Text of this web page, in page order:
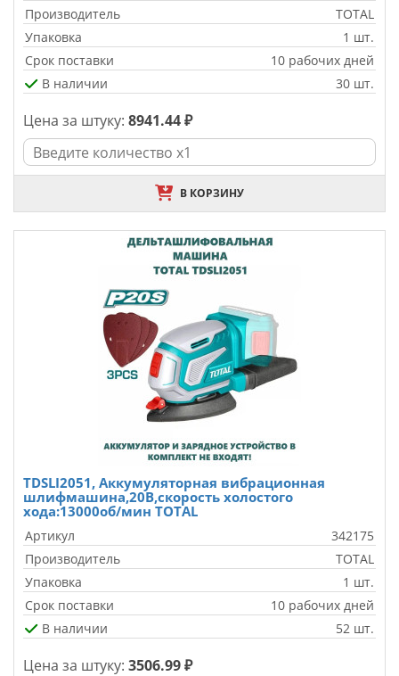
Производитель
TOTAL
Упаковка
1 шт.
Срок поставки
10 рабочих дней
В наличии
30 шт.
Цена за штуку: 8941.44 ₽
В КОРЗИНУ
TDSLI2051, Аккумуляторная вибрационная
шлифмашина,20В,скорость холостого
хода:13000об/мин TOTAL
Артикул
342175
Производитель
TOTAL
Упаковка
1 шт.
Срок поставки
10 рабочих дней
В наличии
52 шт.
Цена за штуку: 3506.99 ₽